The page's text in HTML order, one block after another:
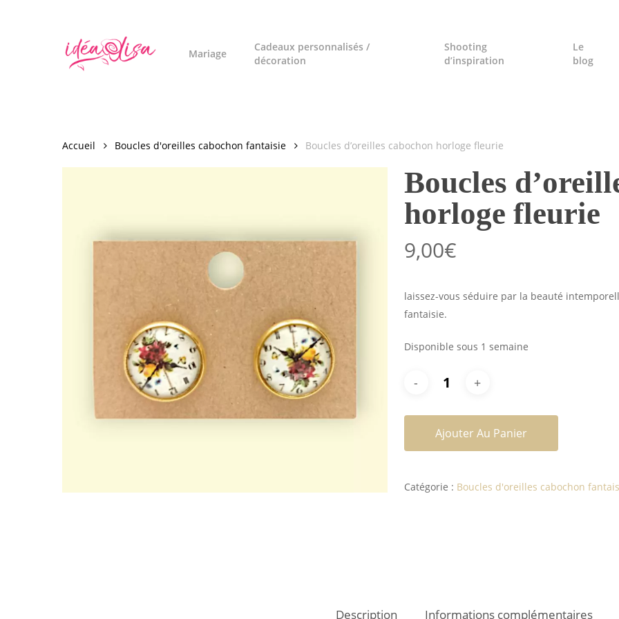
Mariage
Cadeaux personnalisés /
décoration
Shooting
d’inspiration
Le
blog
Accueil Boucles d'oreilles cabochon fantaisie Boucles d’oreilles cabochon horloge fleurie
Boucles
horloge fleurie
9,00€
laissez-vous séduire par la beauté
fantaisie.
Disponible sous 1 semaine
Ajouter Au Panier
Catégorie : Boucles d'oreilles cabochon
Description Informations complémentaires